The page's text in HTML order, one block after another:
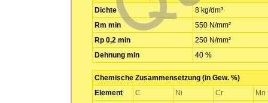
Dichte
8 kg/dm³
Rm min
550 N/mm²
Rp 0,2 min
250 N/mm²
Dehnung min
40 %
Chemische Zusammensetzung (in Gew. %)
Element
C Ni Cr Mn